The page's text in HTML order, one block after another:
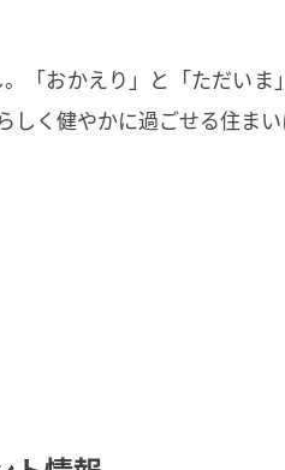
「おかえり」と「ただい
しく健やかに過ごせる住ま